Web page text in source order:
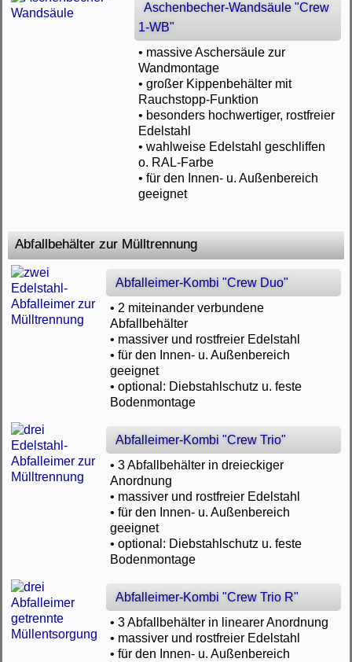
Aschenbecher-Wandsäule "Crew
1-WB"
• massive Aschersäule zur
Wandmontage
• großer Kippenbehälter mit
Rauchstopp-Funktion
• besonders hochwertiger, rostfreier
Edelstahl
• wahlweise Edelstahl geschliffen
o. RAL-Farbe
• für den Innen- u. Außenbereich
geeignet
Abfallbehälter zur Mülltrennung
Abfalleimer-Kombi "Crew Duo"
• 2 miteinander verbundene
Abfallbehälter
• massiver und rostfreier Edelstahl
• für den Innen- u. Außenbereich
geeignet
• optional: Diebstahlschutz u. feste
Bodenmontage
Abfalleimer-Kombi "Crew Trio"
• 3 Abfallbehälter in dreieckiger
Anordnung
• massiver und rostfreier Edelstahl
• für den Innen- u. Außenbereich
geeignet
• optional: Diebstahlschutz u. feste
Bodenmontage
Abfalleimer-Kombi "Crew Trio R"
• 3 Abfallbehälter in linearer Anordnung
• massiver und rostfreier Edelstahl
• für den Innen- u. Außenbereich